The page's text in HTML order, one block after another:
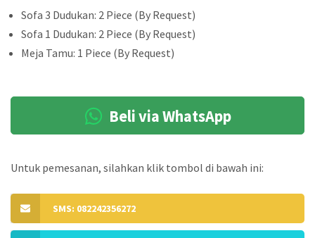
Sofa 3 Dudukan: 2 Piece (By Request)
Sofa 1 Dudukan: 2 Piece (By Request)
Meja Tamu: 1 Piece (By Request)
Beli via WhatsApp
Untuk pemesanan, silahkan klik tombol di bawah ini:
SMS: 082242356272